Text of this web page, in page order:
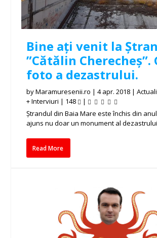
Bine ați venit la
”Cătălin Cherecheș”.
foto a dezastrului.
byMaramuresenii.ro |4 apr. 2018 |
+ Interviuri | 148
|
Ștrandul din Baia Mare este închis din anul
ajuns nu doar un monument al
Read More